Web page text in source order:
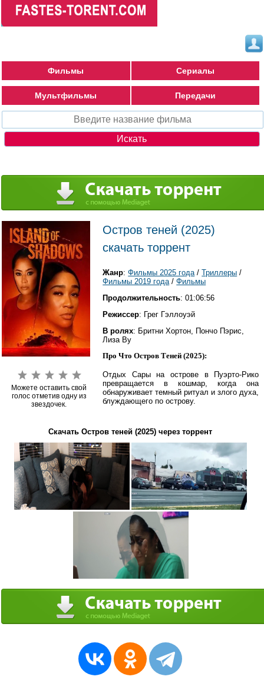
Фильмы Сериалы
Мультфильмы Передачи
Можете оставить свой
голос отметив одну из
звездочек.
Остров теней (2025)
скачать торрент
Жанр:Фильмы 2025 года/Триллеры /
Фильмы 2019 года/Фильмы
Продолжительность: 01:06:56
Режиссер: Грег Гэллоуэй
В ролях: Бритни Хортон, Пончо Пэрис,
Лиза Ву
Про Что Остров Теней (2025):
Отдых Сары на острове в Пуэрто-Рико
превращается в кошмар, когда она
обнаруживает темный ритуал и злого духа,
блуждающего по острову.
Скачать Остров теней (2025) через торрент